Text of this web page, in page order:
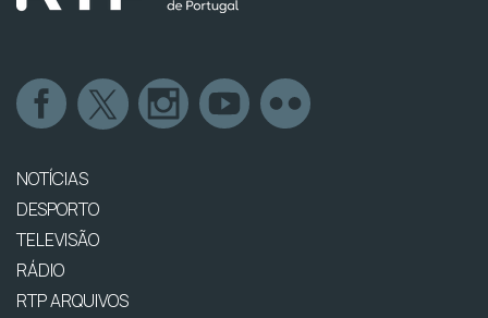
NOTÍCIAS
DESPORTO
TELEVISÃO
RÁDIO
RTP ARQUIVOS